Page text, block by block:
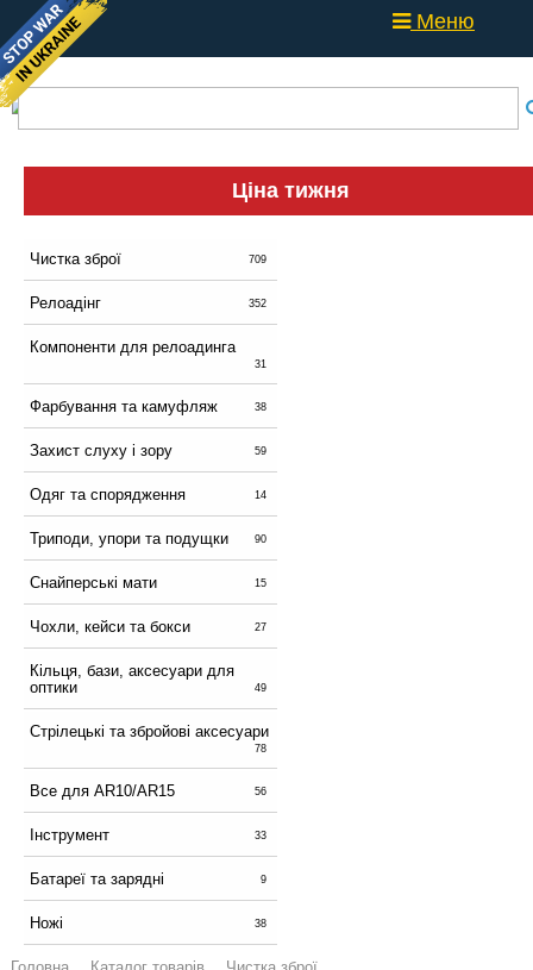
Меню
Ціна тижня
Чистка зброї 709
Релоадінг 352
Компоненти для релоадинга
31
Фарбування та камуфляж 38
Захист слуху і зору 59
Одяг та спорядження 14
Триподи, упори та подущки 90
Снайперські мати 15
Чохли, кейси та бокси 27
Кільця, бази, аксесуари для
оптики
49
Стрілецькі та збройові аксесуари
78
Все для AR10/AR15 56
Інструмент 33
Батареї та зарядні 9
Ножі 38